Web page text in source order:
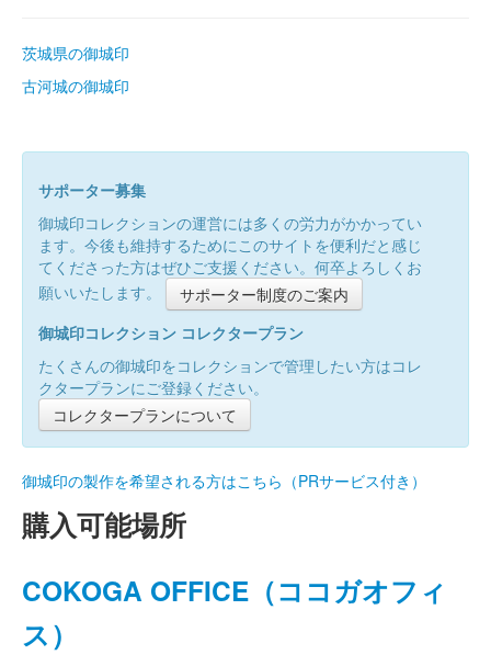
茨城県の御城印
古河城の御城印
サポーター募集
御城印コレクションの運営には多くの労力がかかってい
ます。今後も維持するためにこのサイトを便利だと感じ
てくださった方はぜひご支援ください。何卒よろしくお
願いいたします。
サポーター制度のご案内
御城印コレクション コレクタープラン
たくさんの御城印をコレクションで管理したい方はコレ
クタープランにご登録ください。
コレクタープランについて
御城印の製作を希望される方はこちら（PRサービス付き）
購入可能場所
COKOGA OFFICE（ココガオフィ
ス）